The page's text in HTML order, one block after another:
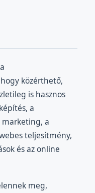
közérthető,
is hasznos
a
marketing, a
teljesítmény,
és az online
meg,